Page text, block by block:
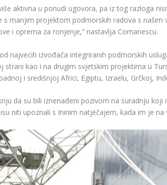
aktivna u ponudi ugovora, pa iz tog razloga
manjim projektom podmorskih radova s ​​našim
i oprema za ronjenje,” nastavlja Comanescu.
najvećih izvođača integriranih podmorskih
strani kao i na drugim svjetskim projektima u
i središnjoj Africi, Egiptu, Izraelu, Grčkoj,
da su bili iznenađeni pozivom na suradnju koji
niti upoznali s Ininim natječajem, kada im je